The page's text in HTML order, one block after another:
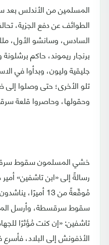
المسلمين من الأندلس بعد
الطوائف عن دفع الجزية،
السادس، وسانشو الأول،
برنجار ريموند، حاكم
جليقية وليون، وبدأوا في
تلو الأخرى؛ حتى وصلوا إلى
وحقولها، وحاصروا قلعة
خشي المسلمون سقوط
رسالةً إلى «ابن تاشفين»
مُوقّعةً من 13
سقوط سرقسطة، وأرسل
تاشفين: «إن كنت مُؤثرًا
الأذفونش إلى البلاد، فأسرع